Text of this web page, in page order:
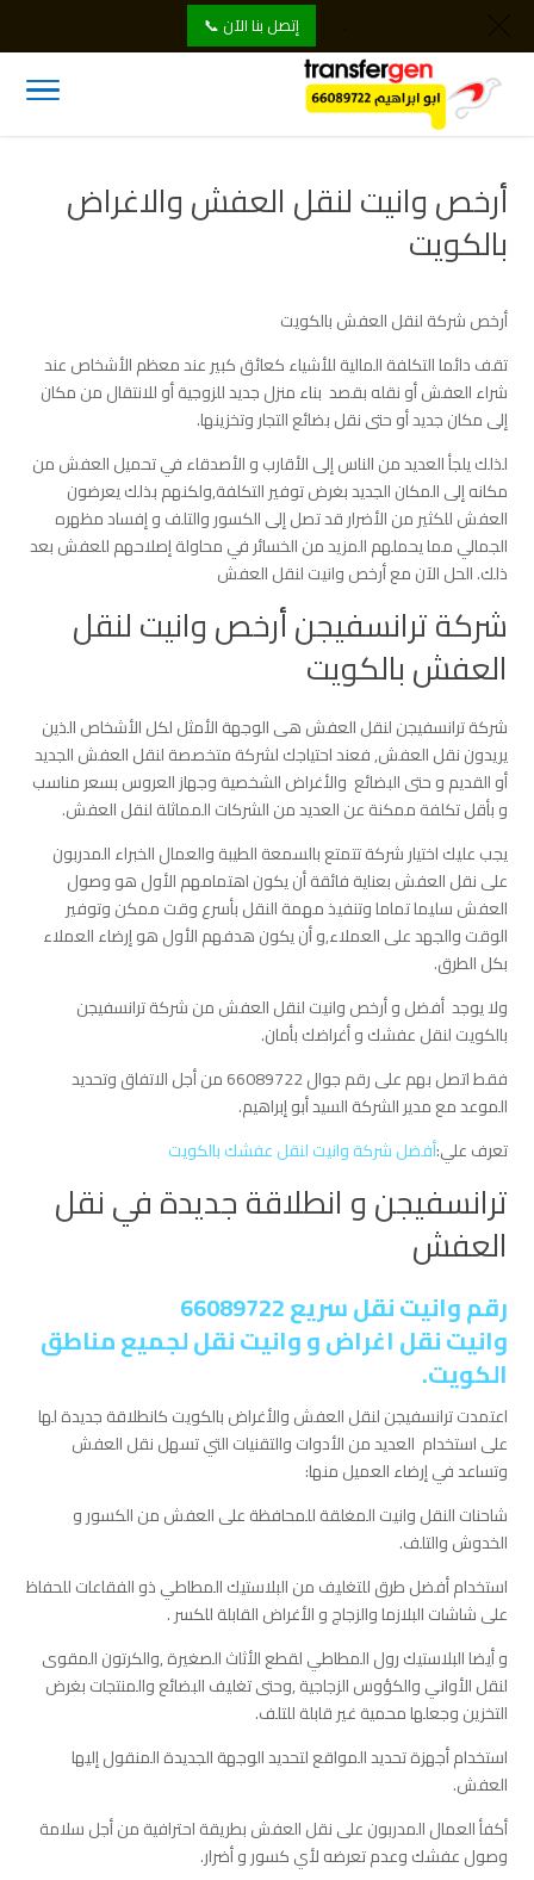
إتصل بنا الآن 📞
أرخص وانيت لنقل العفش والاغراض
بالكويت
أرخص شركة لنقل العفش بالكويت
تقف دائما التكلفة المالية للأشياء كعائق كبير عند معظم الأشخاص عند
شراء العفش أو نقله بقصد بناء منزل جديد للزوجية أو للانتقال من مكان
إلى مكان جديد أو حتى نقل بضائع التجار وتخزينها.
لذلك يلجأ العديد من الناس إلى الأقارب و الأصدقاء في تحميل العفش من
مكانه إلى المكان الجديد بغرض توفير التكلفة,ولكنهم بذلك يعرضون
العفش للكثير من الأضرار قد تصل إلى الكسور والتلف و إفساد مظهره
الجمالي مما يحملهم المزيد من الخسائر في محاولة إصلاحهم للعفش بعد
ذلك. الحل الآن مع أرخص وانيت لنقل العفش
شركة ترانسفيجن أرخص وانيت لنقل
العفش بالكويت
شركة ترانسفيجن لنقل العفش هى الوجهة الأمثل لكل الأشخاص الذين
يريدون نقل العفش, فعند احتياجك لشركة متخصصة لنقل العفش الجديد
أو القديم و حتى البضائع والأغراض الشخصية وجهاز العروس بسعر مناسب
و بأقل تكلفة ممكنة عن العديد من الشركات المماثلة لنقل العفش.
يجب عليك اختيار شركة تتمتع بالسمعة الطيبة والعمال الخبراء المدربون
على نقل العفش بعناية فائقة أن يكون اهتمامهم الأول هو وصول
العفش سليما تماما وتنفيذ مهمة النقل بأسرع وقت ممكن وتوفير
الوقت والجهد على العملاء,و أن يكون هدفهم الأول هو إرضاء العملاء
بكل الطرق.
ولا يوجد أفضل و أرخص وانيت لنقل العفش من شركة ترانسفيجن
بالكويت لنقل عفشك و أغراضك بأمان.
فقط اتصل بهم على رقم جوال 66089722 من أجل الاتفاق وتحديد
الموعد مع مدير الشركة السيد أبو إبراهيم.
تعرف علي:أفضل شركة وانيت لنقل عفشك بالكويت
ترانسفيجن و انطلاقة جديدة في نقل
العفش
رقم وانيت نقل سريع 66089722
وانيت نقل اغراض و وانيت نقل لجميع مناطق
الكويت.
اعتمدت ترانسفيجن لنقل العفش والأغراض بالكويت كانطلاقة جديدة لها
على استخدام العديد من الأدوات والتقنيات التي تسهل نقل العفش
وتساعد في إرضاء العميل منها:
شاحنات النقل وانيت المغلقة للمحافظة على العفش من الكسور و
الخدوش والتلف.
استخدام أفضل طرق للتغليف من البلاستيك المطاطي ذو الفقاعات للحفاظ
على شاشات البلازما والزجاج و الأغراض القابلة للكسر .
و أيضا البلاستيك رول المطاطي لقطع الأثاث الصغيرة ,والكرتون المقوى
لنقل الأواني والكؤوس الزجاجية ,وحتى تغليف البضائع والمنتجات بغرض
التخزين وجعلها محمية غير قابلة للتلف.
استخدام أجهزة تحديد المواقع لتحديد الوجهة الجديدة المنقول إليها
العفش.
أكفأ العمال المدربون على نقل العفش بطريقة احترافية من أجل سلامة
وصول عفشك وعدم تعرضه لأي كسور و أضرار.